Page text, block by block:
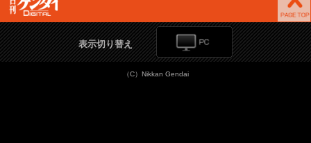
表示切り替え
（C）Nikkan Gendai